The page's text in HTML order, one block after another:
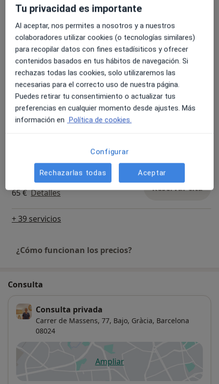
Visita Fisioterapia
65 € Detalles Reservar cita
Tratamiento para escoliosis
65 € Detalles Reservar cita
Tratamiento del dolor de columna
65 € Detalles Reservar cita
Tratamiento Dolor pélvico crónico
65 € Detalles Reservar cita
+ 39 servicios
¿Cómo funcionan los precios?
Consulta
Consulta privada
Carrer de Massens, 77, Bajo, Gràcia, Barcelona
08024
Ampliarse abre en una nueva
Tu privacidad es importante
Al aceptar, nos permites a nosotros y a nuestros
colaboradores utilizar cookies (o tecnologías similares)
para recopilar datos con fines estadísiticos y ofrecer
contenidos basados en tus hábitos de navegación. Si
rechazas todas las cookies, solo utilizaremos las
necesarias para el correcto uso de nuestra página.
Puedes retirar tu consentimiento o actualizar tus
preferencias en cualquier momento desde ajustes. Más
información en Política de cookies.
Configurar
Rechazarlas todas Aceptar